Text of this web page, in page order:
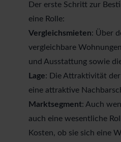
Der erste Schritt zur
eine Rolle:
Vergleichsmieten: Über
vergleichbare Wohnungen
und Ausstattung sowie
Lage: Die Attraktivität der
eine attraktive
Marktsegment: Auch
auch eine wesentliche
Kosten, ob sie sich eine